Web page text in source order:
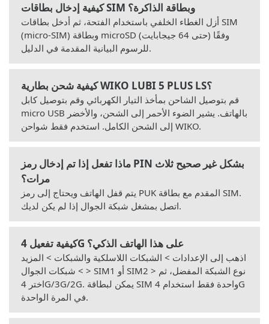
كيفية إدخال بطاقات SIM وبطاقة الذاكرة؟
أزل الغطاء الخلفي باستخدام الفتحة، ثم أدخل بطاقات SIM
(micro-SIM) وبطاقة microSD (حتى 64 جيجابايت) وفقًا
للرسوم البيانية المقدمة في الدليل.
كيفية شحن بطارية WIKO LUBI 5 PLUS LS؟
قم بتوصيل الشاحن بمأخذ التيار الكهربائي وقم بتوصيل كابل
micro USB بالهاتف. يشير الضوء الأحمر إلى الشحن، والأخضر
إلى الشحن الكامل. استخدم فقط شواحن WIKO.
ماذا تفعل إذا تم إدخال رمز PIN بشكل غير صحيح ثلاث
مرات؟
يتم قفل الهاتف ويحتاج إلى رمز PUK المقدم مع بطاقة SIM.
اتصل بمشغل شبكة الجوال إذا لم يكن لديك.
كيفية تفعيل 4G على هذا الهاتف الذكي؟
اذهب إلى الإعدادات > الشبكات اللاسلكية والشبكات > المزيد
> شبكات الجوال > SIM1 أو SIM2 > نوع الشبكة المفضل، ثم
اختر 4G/3G/2G. يمكن لبطاقة SIM واحدة فقط استخدام 4G
في المرة الواحدة.